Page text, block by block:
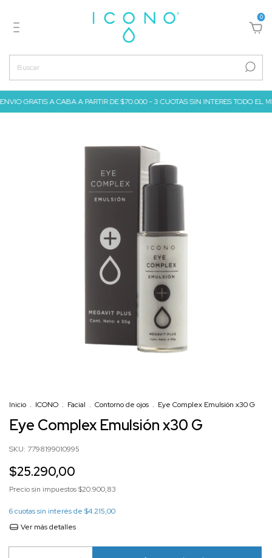
0
GRATIS A CABA A PARTIR DE $70.000 - 3 CUOTAS SIN INTERES TODO EL
Inicio . ICONO . Facial . Contorno de ojos . Eye Complex Emulsión x30 G
Eye Complex Emulsión x30 G
SKU: 7798199010995
$25.290,00
Precio sin impuestos$20.900,83
6cuotas sin interés de $4.215,00
Ver más detalles